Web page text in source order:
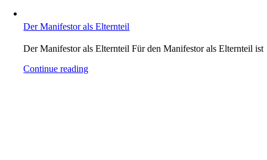
Der Manifestor als Elternteil
Der Manifestor als Elternteil Für den Manifestor als Elternteil ist
Continue reading